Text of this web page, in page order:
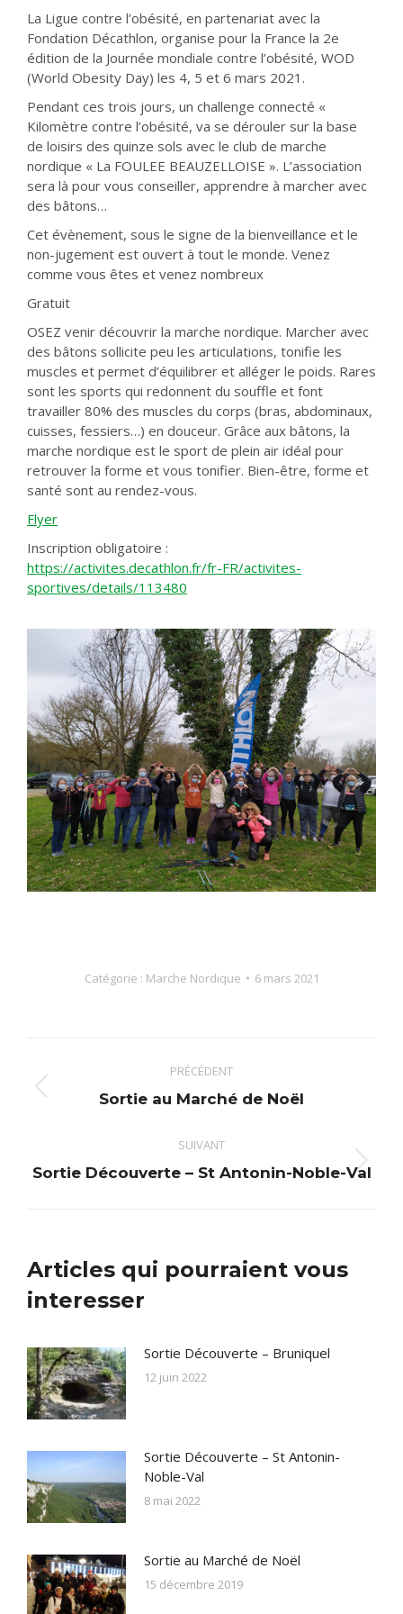
La Ligue contre l’obésité, en partenariat avec la
Fondation Décathlon, organise pour la France la 2e
édition de la Journée mondiale contre l’obésité, WOD
(World Obesity Day) les 4, 5 et 6 mars 2021.
Pendant ces trois jours, un challenge connecté «
Kilomètre contre l’obésité, va se dérouler sur la base
de loisirs des quinze sols avec le club de marche
nordique « La FOULEE BEAUZELLOISE ». L’association
sera là pour vous conseiller, apprendre à marcher avec
des bâtons…
Cet évènement, sous le signe de la bienveillance et le
non-jugement est ouvert à tout le monde. Venez
comme vous êtes et venez nombreux
Gratuit
OSEZ venir découvrir la marche nordique. Marcher avec
des bâtons sollicite peu les articulations, tonifie les
muscles et permet d’équilibrer et alléger le poids. Rares
sont les sports qui redonnent du souffle et font
travailler 80% des muscles du corps (bras, abdominaux,
cuisses, fessiers…) en douceur. Grâce aux bâtons, la
marche nordique est le sport de plein air idéal pour
retrouver la forme et vous tonifier. Bien-être, forme et
santé sont au rendez-vous.
Flyer
Inscription obligatoire :
https://activites.decathlon.fr/fr-FR/activites-
sportives/details/113480
Catégorie : Marche Nordique 6 mars 2021
Navigation
article
PRÉCÉDENT
Article
Sortie au Marché de Noël
SUIVANT
Article
Sortie Découverte – St Antonin-Noble-Val
Articles qui pourraient vous
interesser
Sortie Découverte – Bruniquel
12 juin 2022
Sortie Découverte – St Antonin-
Noble-Val
8 mai 2022
Sortie au Marché de Noël
15 décembre 2019